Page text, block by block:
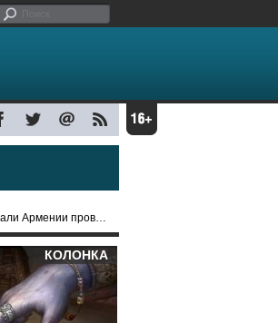
референдум
КОЛОНКА